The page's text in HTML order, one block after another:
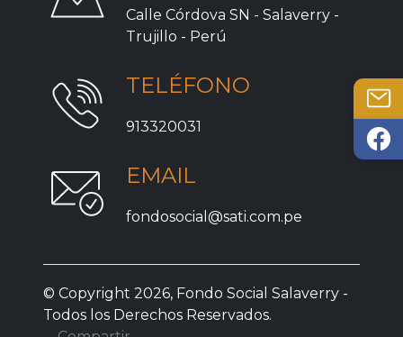
Calle Córdova SN - Salaverry -
Trujillo - Perú
TELÉFONO
913320031
EMAIL
fondosocial@sati.com.pe
© Copyright 2026, Fondo Social Salaverry -
Todos los Derechos Reservados.